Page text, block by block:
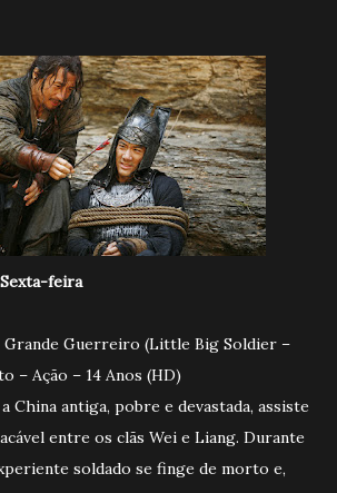
Sexta-feira
Grande Guerreiro (Little Big Soldier –
– Ação – 14 Anos (HD)
China antiga, pobre e devastada, assiste
entre os clãs Wei e Liang. Durante
soldado se finge de morto e,